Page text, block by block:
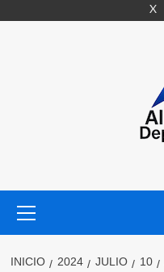
X
primario
INICIO 2024 JULIO 10